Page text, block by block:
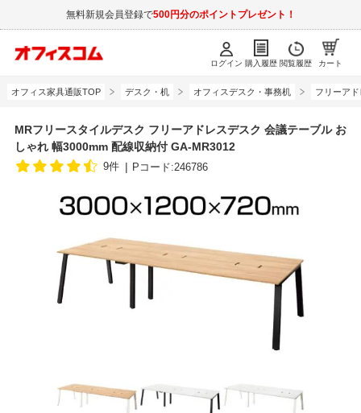
無料新規会員登録で500円分のポイントプレゼント！
ログイン 購入履歴 閲覧履歴 カート
オフィス家具通販TOP デスク・机 オフィスデスク・事務机 フリーア
MRフリースタイルデスク フリーアドレスデスク 会議テーブル お
しゃれ 幅3000mm 配線収納付 GA-MR3012
9件 Pコード:246786